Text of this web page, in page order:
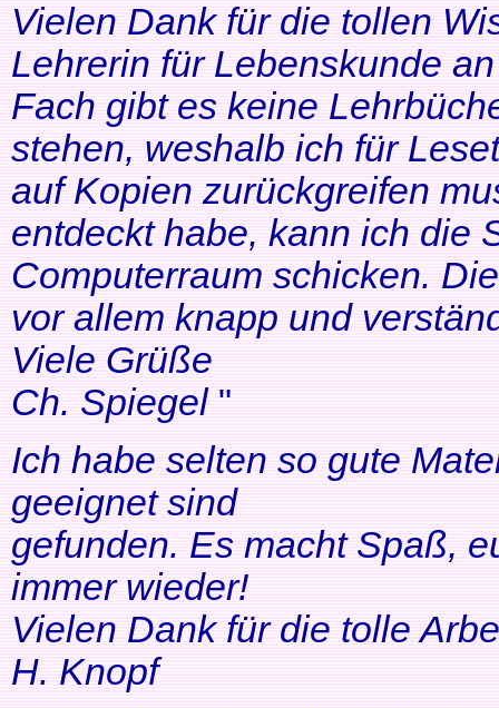
Vielen Dank für die tollen
Lehrerin für Lebenskunde
Fach gibt es keine
stehen, weshalb ich für
auf Kopien zurückgreifen
entdeckt habe, kann ich die
Computerraum schicken.
vor allem knapp und
Viele Grüße
Ch. Spiegel"
Ich habe selten so gute
geeignet sind
gefunden. Es macht Spaß,
immer wieder!
Vielen Dank für die tolle
H. Knopf